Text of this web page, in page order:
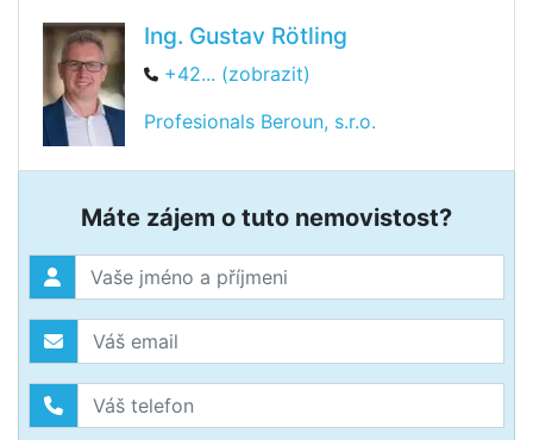
Ing. Gustav Rötling
+42... (zobrazit)
Profesionals Beroun, s.r.o.
Máte zájem o tuto nemovistost?